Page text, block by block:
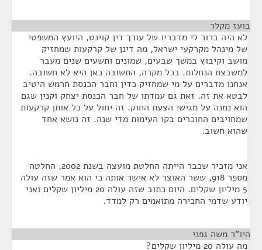
בועז מקלר
לא היה ברור לי מדבריו של עורך דין קוינט, היועץ המשפטי
של מינהל מקרקעי ישראל, מה דינן של קרקעות שמחזיק
מושב וקיבוץ במשך שבעים, שמונים ותשעים שנים מעבר
למשבצת הנחלות. בכל מקרה, התשובה כאן היא לא חשובה.
אנחנו מדברים על מי שמחזיק כדין וחבר הכנסת חרמש היטיב
לבטא את זה. זאת גם עמדתו של חבר הכנסת יצחק וקנין שגם
הוא נמנה על מגישי הצעת החוק. זה יחול על כל אותן קרקעות
שמחויבים החוכרים בקו העימות מדי שנה. זה נושא אחד
שהוא חשוב.
אני מזכיר שכבר הייתה החלטת מועצה בשנת 2002, החלטה
מספר 918, ששר האוצר לא אישר אותה כי הוא אמר שזה עולה
5 מיליון שקלים. היום כתוב שזה עולה 20 מיליון שקלים ואני
יודע שדמי החכירה מתואמים רק למדד.
היו"ר משה גפני
מה עולה 20 מיליון שקלים?